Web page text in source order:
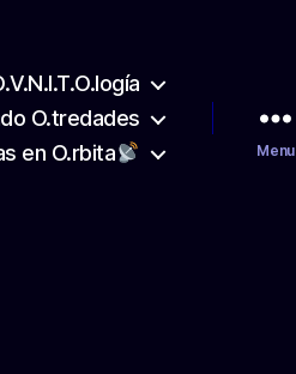
O.tredades
en O.rbita
Menu